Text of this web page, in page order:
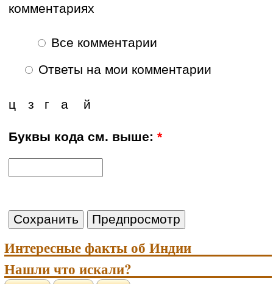
комментариях
Все комментарии
Ответы на мои комментарии
з
ц г а й
Буквы кода см. выше:*
Интересные факты об Индии
Нашли что искали?